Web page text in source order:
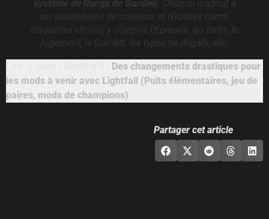
Des changements drastiques pour
les mods à venir avec Lightfall (Puits élémentaires, jeu de
paires, mods de champions)
Partager cet article